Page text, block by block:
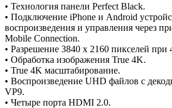
• Технология панели Perfect Black.
• Подключение iPhone и Android
воспроизведения и управления через
Mobile Connection.
• Разрешение 3840 х 2160 пикселей при
• Обработка изображения True 4K.
• True 4K масштабирование.
• Воспроизведение UHD файлов с
VP9.
• Четыре порта HDMI 2.0.